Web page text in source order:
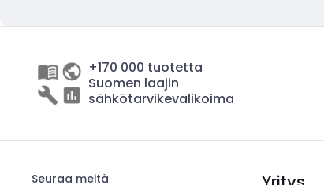
+170 000 tuotetta
Suomen laajin
sähkötarvikevalikoima
Seuraa meitä